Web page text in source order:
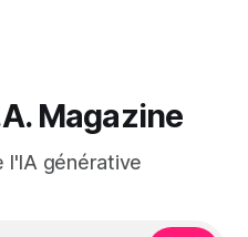
Magazine
l'IA générative